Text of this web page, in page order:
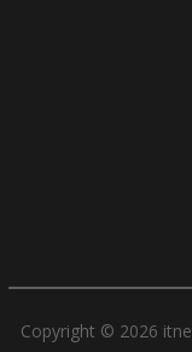
Copyright © 2026